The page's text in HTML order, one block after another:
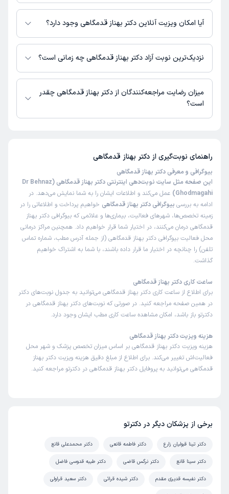
اطلاعاتی درباره محل فعالیت دکتر بهناز قدمگاهی در مراکز درمانی در دسترس
نیست.
آیا امکان ویزیت آنلاین دکتر بهناز قدمگاهی وجود دارد؟
در حال حاضر اطلاعاتی درباره ارائه ویزیت آنلاین توسط دکتر بهناز قدمگاهی در
دسترس نیست. برای دریافت اطلاعات دقیق‌تر، لطفاً با مطب تماس بگیرید.
نزدیک‌ترین نوبت آزاد دکتر بهناز قدمگاهی چه زمانی است؟
زمان نوبت‌دهی و پذیرش بیماران با هماهنگی مطب مشخص می‌شود.
میزان رضایت مراجعه‌کنندگان از دکتر بهناز قدمگاهی چقدر
است؟
راهنمای نوبت‌گیری از دکتر بهناز قدمگاهی
بیوگرافی و معرفی دکتر بهناز قدمگاهی
این صفحه مثل سایت نوبت‌دهی اینترنتی دکتر بهناز قدمگاهی (Dr Behnaz
Ghodmagahi)
عمل می‌کند و اطلاعات ایشان را به شما نمایش می‌دهد. در
ادامه به بررسی بیوگرافی دکتر بهناز قدمگاهی خواهیم پرداخت و اطلاعاتی را در
زمینه تخصص‌ها، شهرهای فعالیت، بیماری‌ها و علائمی که بیوگرافی دکتر بهناز
قدمگاهی درمان می‌کنند، در اختیار شما قرار خواهیم داد. همچنین مراکز درمانی
محل فعالیت بیوگرافی دکتر بهناز قدمگاهی (از جمله آدرس مطب، شماره تماس
تلفن) را چنانچه در اختیار ما قرار داده باشند، با شما به اشتراک خواهیم
گذاشت.
ساعت کاری دکتر بهناز قدمگاهی
برای اطلاع از ساعت کاری دکتر بهناز قدمگاهی می‌توانید به جدول نوبت‌های دکتر
در همین صفحه مراجعه کنید. در صورتی که نوبت‌های دکتر بهناز قدمگاهی در
دکترتو باز باشد، امکان مشاهده ساعت کاری مطب ایشان وجود دارد.
هزینه ویزیت دکتر بهناز قدمگاهی
هزینه ویزیت دکتر بهناز قدمگاهی بر اساس میزان تخصص پزشک و شهر محل
فعالیت‌اش تغییر می‌کند. برای اطلاع از مبلغ دقیق هزینه ویزیت دکتر بهناز
قدمگاهی می‌توانید به پروفایل دکتر بهناز قدمگاهی در دکترتو مراجعه کنید.
برخی از پزشکان دیگر در دکترتو
دکتر تینا قبولیان زارع دکتر فاطمه قانعی دکتر محمدعلی قانع
دکتر سینا قانع دکتر نرگس قاضی دکتر طیبه قدوسی فاضل
دکتر نفیسه قدیری مقدم دکتر شیده قرائی دکتر سعید قراولی